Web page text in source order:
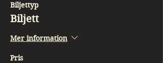
Biljettyp
Biljett
Mer information
Pris